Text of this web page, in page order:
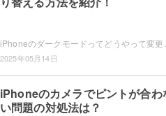
2025年05月14日
iPhoneのカメラでピントが合わ
い問題の対処法は？